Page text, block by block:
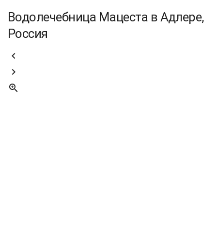
Водолечебница Мацеста в Адлере,
Россия


